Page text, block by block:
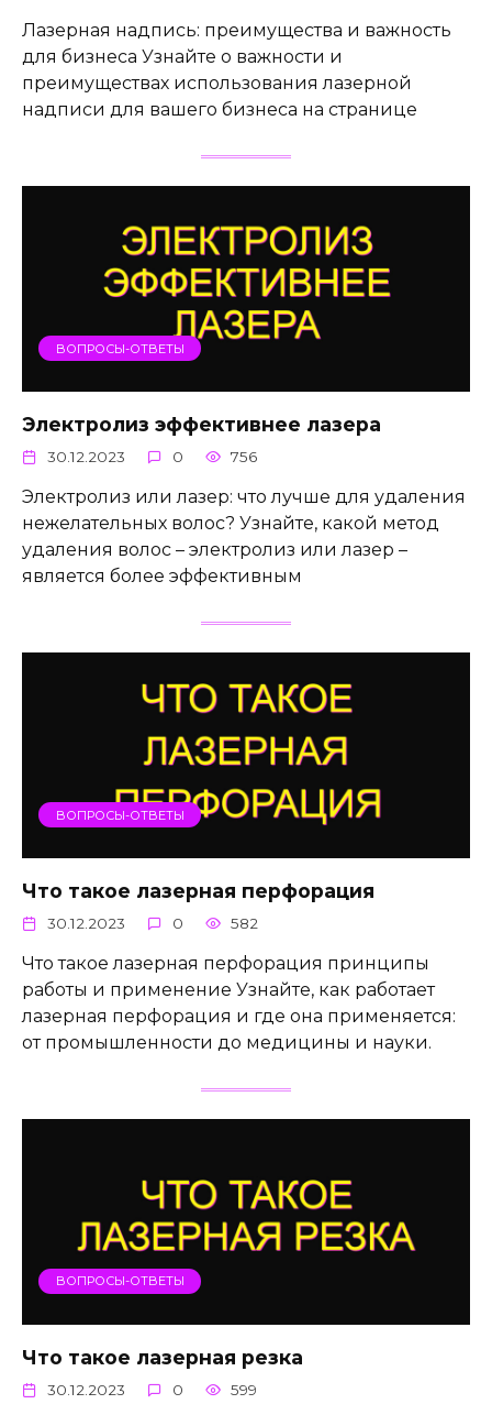
Лазерная надпись: преимущества и важность
для бизнеса Узнайте о важности и
преимуществах использования лазерной
надписи для вашего бизнеса на странице
ВОПРОСЫ-ОТВЕТЫ
Электролиз эффективнее лазера
30.12.2023 0 756
Электролиз или лазер: что лучше для удаления
нежелательных волос? Узнайте, какой метод
удаления волос – электролиз или лазер –
является более эффективным
ВОПРОСЫ-ОТВЕТЫ
Что такое лазерная перфорация
30.12.2023 0 582
Что такое лазерная перфорация принципы
работы и применение Узнайте, как работает
лазерная перфорация и где она применяется:
от промышленности до медицины и науки.
ВОПРОСЫ-ОТВЕТЫ
Что такое лазерная резка
30.12.2023 0 599